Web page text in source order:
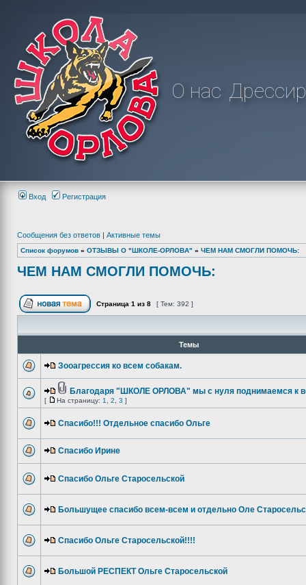
О нас
Вход Регистрация
Сообщения без ответов | Активные темы
Список форумов » ОТЗЫВЫ О "ШКОЛЕ-ОРЛОВА" » ЧЕМ НАМ СМОГЛИ ПОМОЧЬ:
ЧЕМ НАМ СМОГЛИ ПОМОЧЬ:
Страница 1 из 8 [ Тем: 392 ]
Темы
Зооагрессия ко всем собакам.
Благодаря "ШКОЛЕ ОРЛОВА" мы с нуля поднимаемся к
[ На страницу: 1 2 3 ]
Спасибо!!! Отдельное спасибо Ольге
Спасибо Ирине
Спасибо Ольге Старосельской
Большущее спасибо всем-всем и отдельно Оле
Спасибо Ольге Старосельской!!!!
Большой РЕСПЕКТ Ольге Старосельской